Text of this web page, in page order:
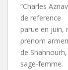
“Charles
de reference
parue en juin,
prenom
de
sage-femme.